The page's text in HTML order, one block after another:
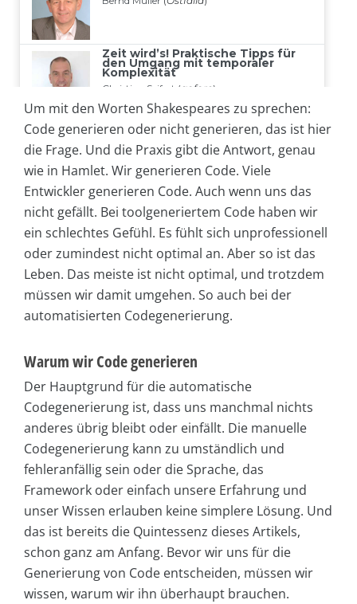
Um mit den Worten Shakespeares zu sprechen:
Code generieren oder nicht generieren, das ist hier
die Frage. Und die Praxis gibt die Antwort, genau
wie in Hamlet. Wir generieren Code. Viele
Entwickler generieren Code. Auch wenn uns das
nicht gefällt. Bei toolgeneriertem Code haben wir
ein schlechtes Gefühl. Es fühlt sich unprofessionell
oder zumindest nicht optimal an. Aber so ist das
Leben. Das meiste ist nicht optimal, und trotzdem
müssen wir damit umgehen. So auch bei der
automatisierten Codegenerierung.
Warum wir Code generieren
Der Hauptgrund für die automatische
Codegenerierung ist, dass uns manchmal nichts
anderes übrig bleibt oder einfällt. Die manuelle
Codegenerierung kann zu umständlich und
fehleranfällig sein oder die Sprache, das
Framework oder einfach unsere Erfahrung und
unser Wissen erlauben keine simplere Lösung. Und
das ist bereits die Quintessenz dieses Artikels,
schon ganz am Anfang. Bevor wir uns für die
Generierung von Code entscheiden, müssen wir
wissen, warum wir ihn überhaupt brauchen.